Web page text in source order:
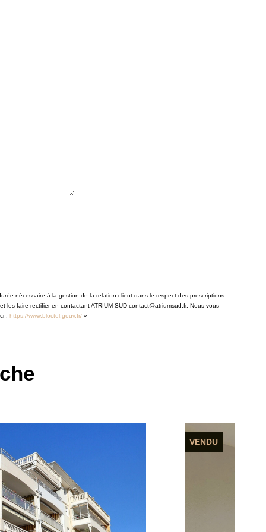
nécessaire à la gestion de la relation client dans le respect des prescriptions
faire rectifier en contactant ATRIUM SUD contact@atriumsud.fr. Nous vous
: https://www.bloctel.gouv.fr/ »
PROCHE PLAGE